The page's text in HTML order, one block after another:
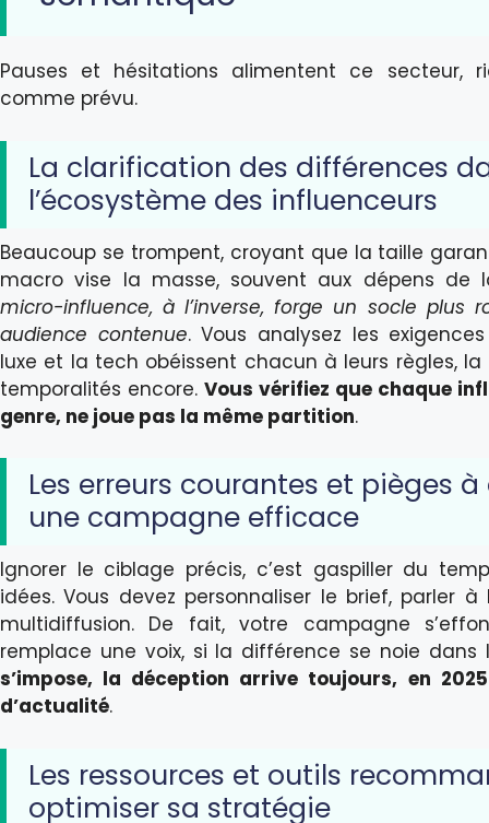
Pauses et hésitations alimentent ce secteur,
comme prévu.
La clarification des différences
l’écosystème des influenceurs
Beaucoup se trompent, croyant que la taille
macro vise la masse, souvent aux dépens de
micro-influence, à l’inverse, forge un socle plus
audience contenue. Vous analysez les
luxe et la tech obéissent chacun à leurs règles, la
temporalités encore. Vous vérifiez que chaque
genre, ne joue pas la même partition.
Les erreurs courantes et pièges
une campagne efficace
Ignorer le ciblage précis, c’est gaspiller du
idées. Vous devez personnaliser le brief, parler à
multidiffusion. De fait, votre campagne
remplace une voix, si la différence se noie
s’impose, la déception arrive toujours, en
d’actualité.
Les ressources et outils
optimiser sa stratégie